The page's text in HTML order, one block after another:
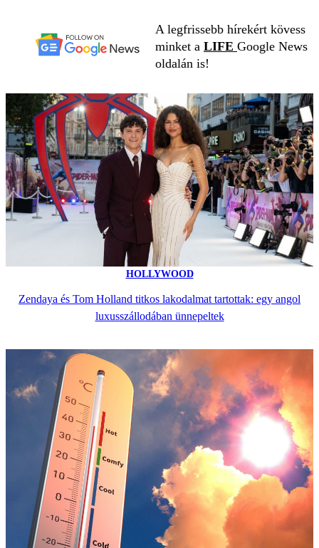
A legfrissebb hírekért kövess
minket a LIFE Google News
oldalán is!
HOLLYWOOD
Zendaya és Tom Holland titkos lakodalmat tartottak: egy angol
luxusszállodában ünnepeltek